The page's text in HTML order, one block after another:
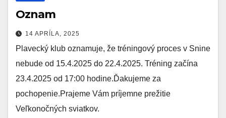
Oznam
14 APRÍLA, 2025
Plavecký klub oznamuje, že tréningový proces v Snine
nebude od 15.4.2025 do 22.4.2025. Tréning začína
23.4.2025 od 17:00 hodine.Ďakujeme za
pochopenie.Prajeme Vám príjemne prežitie
Veľkonočných sviatkov.